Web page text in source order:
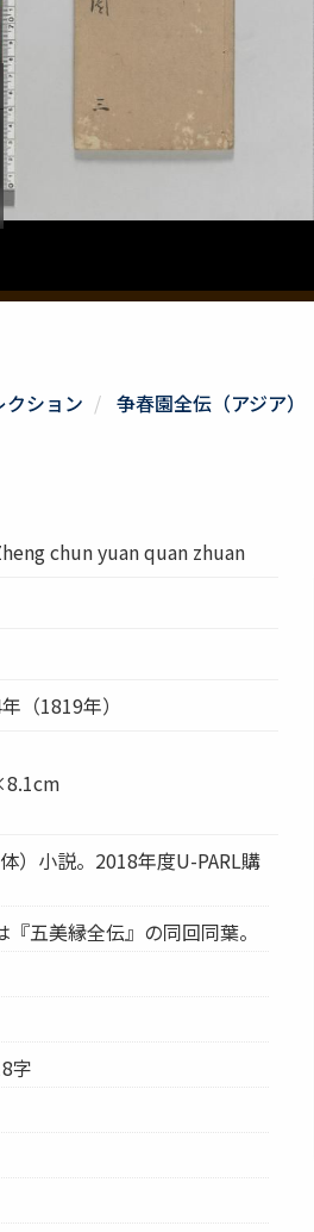
クション 争春園全伝（アジア）
chun yuan quan zhuan
（1819年）
）小説。2018年度U-PARL購
五美縁全伝』の同回同葉。
字